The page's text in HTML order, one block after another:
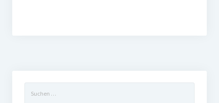
nach: